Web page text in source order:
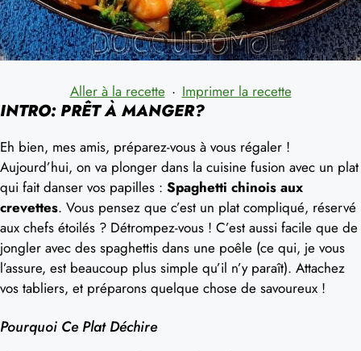
Aller à la recette · Imprimer la recette
INTRO: PRÊT À MANGER?
Eh bien, mes amis, préparez-vous à vous régaler !
Aujourd’hui, on va plonger dans la cuisine fusion avec un plat
qui fait danser vos papilles : Spaghetti chinois aux
crevettes. Vous pensez que c’est un plat compliqué, réservé
aux chefs étoilés ? Détrompez-vous ! C’est aussi facile que de
jongler avec des spaghettis dans une poêle (ce qui, je vous
l’assure, est beaucoup plus simple qu’il n’y paraît). Attachez
vos tabliers, et préparons quelque chose de savoureux !
Pourquoi Ce Plat Déchire